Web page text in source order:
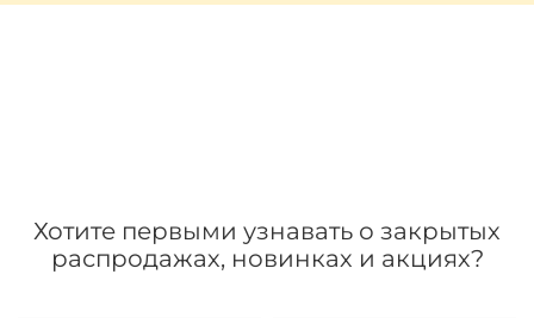
Хотите первыми узнавать о закрытых
распродажах, новинках и акциях?